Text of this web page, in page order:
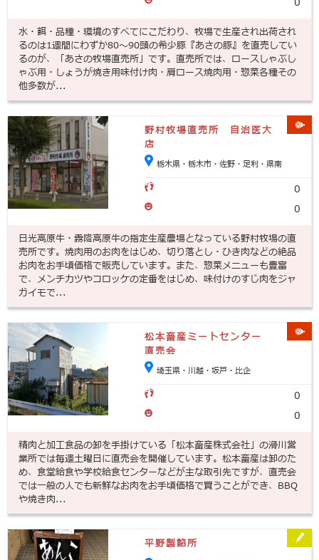
水・餌・品種・環境のすべてにこだわり、牧場で生産され出荷され
るのは1週間にわずか80～90頭の希少豚『あさの豚』を直売してい
るのが、「あさの牧場直売所」です。直売所では、ロースしゃぶし
ゃぶ用・しょうが焼き用味付け肉・肩ロース焼肉用・惣菜各種その
他多数が...
野村牧場直売所 自治医大
店
栃木県・栃木市・佐野・足利・県南
0
0
日光高原牛・霧降高原牛の指定生産農場となっている野村牧場の直
売所です。焼肉用のお肉をはじめ、切り落とし・ひき肉などの絶品
お肉をお手頃価格で販売しています。また、惣菜メニューも豊富
で、メンチカツやコロッケの定番をはじめ、味付けのすじ肉をジャ
ガイモで...
松本畜産ミートセンター
直売会
埼玉県・川越・坂戸・比企
0
0
精肉と加工食品の卸を手掛けている「松本畜産株式会社」の滑川営
業所では毎週土曜日に直売会を開催しています。松本畜産は卸のた
め、食堂給食や学校給食センターなどが主な取引先ですが、直売会
では一般の人でも新鮮なお肉をお手頃価格で買うことができ、BBQ
や焼き肉...
平野製餡所